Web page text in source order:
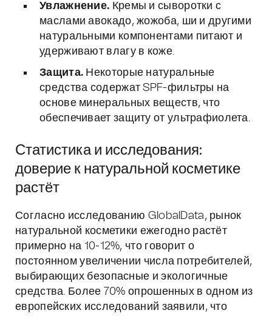
Увлажнение. Кремы и сыворотки с
маслами авокадо, жожоба, ши и другими
натуральными компонентами питают и
удерживают влагу в коже.
Защита. Некоторые натуральные
средства содержат SPF-фильтры на
основе минеральных веществ, что
обеспечивает защиту от ультрафиолета.
Статистика и исследования:
доверие к натуральной косметике
растёт
Согласно исследованию GlobalData, рынок
натуральной косметики ежегодно растёт
примерно на 10-12%, что говорит о
постоянном увеличении числа потребителей,
выбирающих безопасные и экологичные
средства. Более 70% опрошенных в одном из
европейских исследований заявили, что